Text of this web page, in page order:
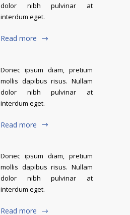
dolor nibh pulvinar at
interdum eget.
Read more
Donec ipsum diam, pretium
mollis dapibus risus. Nullam
dolor nibh pulvinar at
interdum eget.
Read more
Donec ipsum diam, pretium
mollis dapibus risus. Nullam
dolor nibh pulvinar at
interdum eget.
Read more